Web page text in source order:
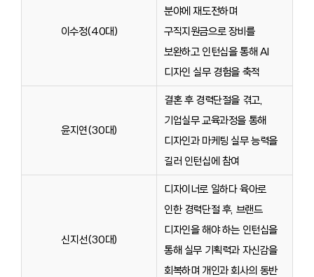
이수정(40대)
분야에 재도전하며
구직지원금으로 장비를
보완하고 인턴십을 통해 AI
디자인 실무 경험을 축적
윤지연(30대)
결혼 후 경력단절을 겪고,
기업실무 교육과정을 통해
디자인과 마케팅 실무 능력을
길러 인턴십에 참여
신지선(30대)
디자이너로 일하다 육아로
인한 경력단절 후, 브랜드
디자인을 해야 하는 인턴십을
통해 실무 기획력과 자신감을
회복하며 개인과 회사의 동반